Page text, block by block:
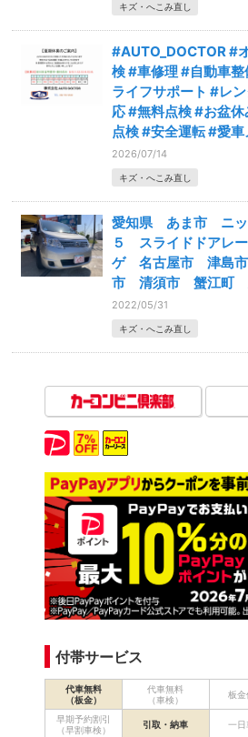
キズ・へこみ直し
#AUTO_DOCTOR #
検 #車修理 #自動車
ライフサポート #レ
応 #無料点検 #お盆
点検 #安全運転 #愛
2026/07/14
キズ・へこみ直し
愛知県 あま市 ニ
５ スライドドアレ
ゲ 名古屋市 津島
市 清須市 蟹江町
2022/05/31
キズ・へこみ直し
付帯サービス
代車無料
（板金）
代車無料
（車検）
板金
早期予約割引
（早割車検）
引取・納車 一日